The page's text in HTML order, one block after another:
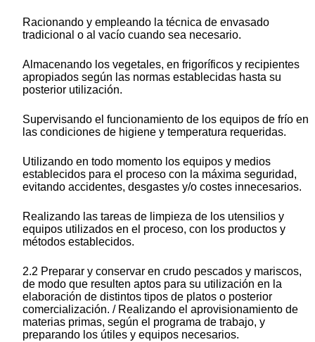
Racionando y empleando la técnica de envasado
tradicional o al vacío cuando sea necesario.
Almacenando los vegetales, en frigoríficos y recipientes
apropiados según las normas establecidas hasta su
posterior utilización.
Supervisando el funcionamiento de los equipos de frío en
las condiciones de higiene y temperatura requeridas.
Utilizando en todo momento los equipos y medios
establecidos para el proceso con la máxima seguridad,
evitando accidentes, desgastes y/o costes innecesarios.
Realizando las tareas de limpieza de los utensilios y
equipos utilizados en el proceso, con los productos y
métodos establecidos.
2.2 Preparar y conservar en crudo pescados y mariscos,
de modo que resulten aptos para su utilización en la
elaboración de distintos tipos de platos o posterior
comercialización. / Realizando el aprovisionamiento de
materias primas, según el programa de trabajo, y
preparando los útiles y equipos necesarios.